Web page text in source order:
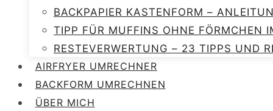
BACKPAPIER KASTENFORM –
TIPP FÜR MUFFINS OHNE FÖRMCHEN
RESTEVERWERTUNG – 23 TIPPS UND
AIRFRYER UMRECHNER
BACKFORM UMRECHNEN
ÜBER MICH